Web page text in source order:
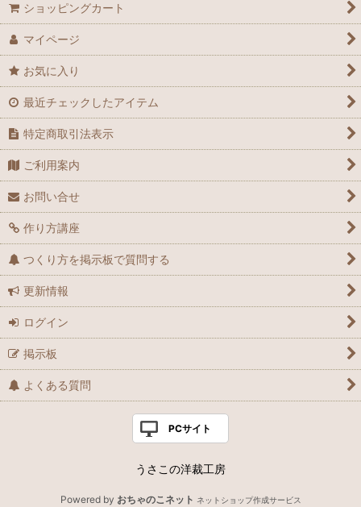
ショッピングカート
マイページ
お気に入り
最近チェックしたアイテム
特定商取引法表示
ご利用案内
お問い合せ
作り方講座
つくり方を掲示板で質問する
更新情報
ログイン
掲示板
よくある質問
PCサイト
うさこの洋裁工房
Powered by おちゃのこネット ネットショップ作成サービス